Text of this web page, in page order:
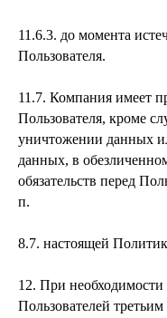
11.6.3. до момента
Пользователя.
11.7. Компания имеет
Пользователя, кроме
уничтожении данных
данных, в
обязательств перед
п.
8.7. настоящей
12. При
Пользователей